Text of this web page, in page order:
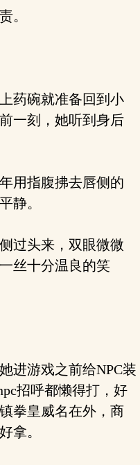
。
药碗就准备回到小
一刻，她听到身后
用指腹拂去唇侧的
静。
过头来，双眼微微
丝十分温良的笑
进游戏之前给NPC装
招呼都懒得打，好
拳皇威名在外，商
拿。